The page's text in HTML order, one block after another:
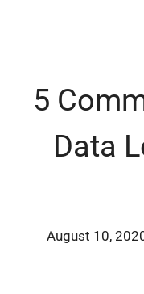
5
Data
August 10,